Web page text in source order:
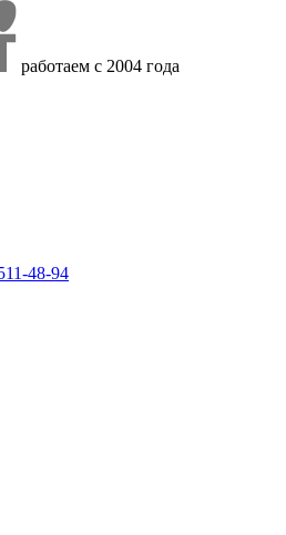
работаем с 2004 года
48-94